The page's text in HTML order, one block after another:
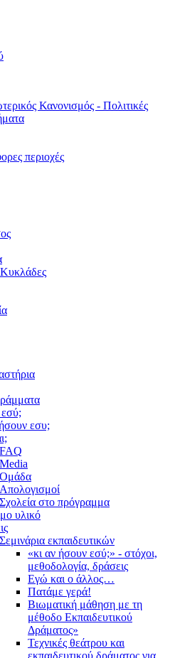
Κανονισμός - Πολιτικές
περιοχές
εσυ;
FAQ
Media
Ομάδα
Απολογισμοί
Σχολεία στο πρόγραμμα
υλικό
Σεμινάρια εκπαιδευτικών
«κι αν ήσουν εσύ;» - στόχοι,
μεθοδολογία, δράσεις
Εγώ και ο άλλος…
Πατάμε γερά!
Βιωματική μάθηση με τη
μέθοδο Εκπαιδευτικού
Δράματος»
Τεχνικές θεάτρου και
εκπαιδευτικού δράματος για